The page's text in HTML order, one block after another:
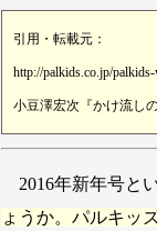
引用・転載元：
http://palkids.co.jp/
小豆澤宏次『かけ流し
2016年新年号と
ょうか。パルキッ